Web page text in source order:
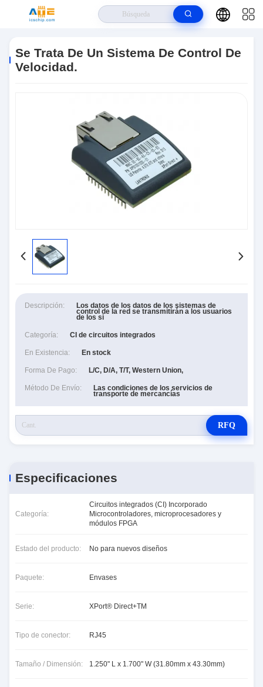
Sistema De Control De Velocidad.
Se Trata De Un Sistema De Control De
Velocidad.
Descripción: Los datos de los datos de los sistemas de
control de la red se transmitirán a los usuarios
de los si
Categoría: CI de circuitos integrados
En Existencia: En stock
Forma De Pago: L/C, D/A, T/T, Western Union,
Método De Envío: Las condiciones de los servicios de
transporte de mercancías
RFQ
Especificaciones
Categoría:
Circuitos integrados (CI) Incorporado
Microcontroladores, microprocesadores y
módulos FPGA
Estado del producto: No para nuevos diseños
Paquete: Envases
Serie: XPort® Direct+TM
Tipo de conector: RJ45
Tamaño / Dimensión: 1.250" L x 1.700" W (31.80mm x 43.30mm)